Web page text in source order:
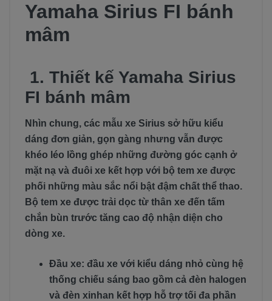
Yamaha Sirius FI bánh
mâm
1. Thiết kế Yamaha Sirius
FI bánh mâm
Nhìn chung, các mẫu xe Sirius sở hữu kiểu
dáng đơn giản, gọn gàng nhưng vẫn được
khéo léo lồng ghép những đường góc cạnh ở
mặt nạ và đuôi xe kết hợp với bộ tem xe được
phối những màu sắc nổi bật đậm chất thể thao.
Bộ tem xe được trải dọc từ thân xe đến tấm
chắn bùn trước tăng cao độ nhận diện cho
dòng xe.
Đầu xe: đầu xe với kiểu dáng nhỏ cùng hệ
thống chiếu sáng bao gồm cả đèn halogen
và đèn xinhan kết hợp hỗ trợ tối đa phần